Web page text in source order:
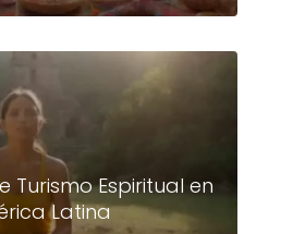
Turismo Espiritual en
Latina